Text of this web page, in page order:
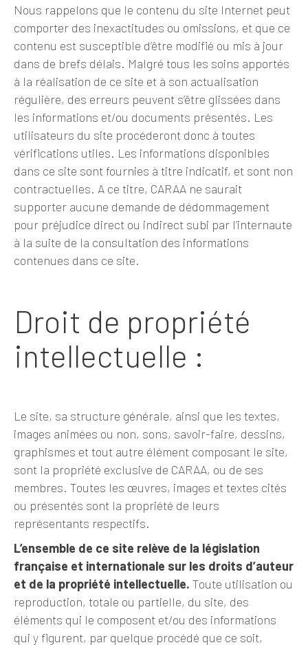
Nous rappelons que le contenu du site Internet peut
comporter des inexactitudes ou omissions, et que ce
contenu est susceptible d’être modifié ou mis à jour
dans de brefs délais. Malgré tous les soins apportés
à la réalisation de ce site et à son actualisation
régulière, des erreurs peuvent s’être glissées dans
les informations et/ou documents présentés. Les
utilisateurs du site procéderont donc à toutes
vérifications utiles. Les informations disponibles
dans ce site sont fournies à titre indicatif, et sont non
contractuelles. A ce titre, CARAA ne saurait
supporter aucune demande de dédommagement
pour préjudice direct ou indirect subi par l’internaute
à la suite de la consultation des informations
contenues dans ce site.
Droit de propriété
intellectuelle :
Le site, sa structure générale, ainsi que les textes,
images animées ou non, sons, savoir-faire, dessins,
graphismes et tout autre élément composant le site,
sont la propriété exclusive de CARAA, ou de ses
membres. Toutes les œuvres, images et textes cités
ou présentés sont la propriété de leurs
représentants respectifs.
L’ensemble de ce site relève de la législation
française et internationale sur les droits d’auteur
et de la propriété intellectuelle. Toute utilisation ou
reproduction, totale ou partielle, du site, des
éléments qui le composent et/ou des informations
qui y figurent, par quelque procédé que ce soit,